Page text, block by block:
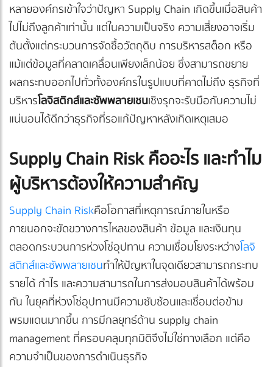
หลายองค์กรเข้าใจว่าปัญหา Supply Chain เกิดขึ้นเมื่อสินค้า
ไปไม่ถึงลูกค้าเท่านั้น แต่ในความเป็นจริง ความเสี่ยงอาจเริ่ม
ต้นตั้งแต่กระบวนการจัดซื้อวัตถุดิบ การบริหารสต็อก หรือ
แม้แต่ข้อมูลที่คลาดเคลื่อนเพียงเล็กน้อย ซึ่งสามารถขยาย
ผลกระทบออกไปทั่วทั้งองค์กรในรูปแบบที่คาดไม่ถึง ธุรกิจที่
บริหารโลจิสติกส์และซัพพลายเชนเชิงรุกจะรับมือกับความไม่
แน่นอนได้ดีกว่าธุรกิจที่รอแก้ปัญหาหลังเกิดเหตุเสมอ
Supply Chain Risk คืออะไร และทำไม
ผู้บริหารต้องให้ความสำคัญ
Supply Chain Riskคือโอกาสที่เหตุการณ์ภายในหรือ
ภายนอกจะขัดขวางการไหลของสินค้า ข้อมูล และเงินทุน
ตลอดกระบวนการห่วงโซ่อุปทาน ความเชื่อมโยงระหว่างโลจิ
สติกส์และซัพพลายเชนทำให้ปัญหาในจุดเดียวสามารถกระทบ
รายได้ กำไร และความสามารถในการส่งมอบสินค้าได้พร้อม
กัน ในยุคที่ห่วงโซ่อุปทานมีความซับซ้อนและเชื่อมต่อข้าม
พรมแดนมากขึ้น การมีกลยุทธ์ด้าน supply chain
management ที่ครอบคลุมทุกมิติจึงไม่ใช่ทางเลือก แต่คือ
ความจำเป็นของการดำเนินธุรกิจ